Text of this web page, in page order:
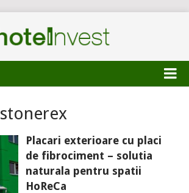
stonerex
Placari exterioare cu placi
de fibrociment – solutia
naturala pentru spatii
HoReCa